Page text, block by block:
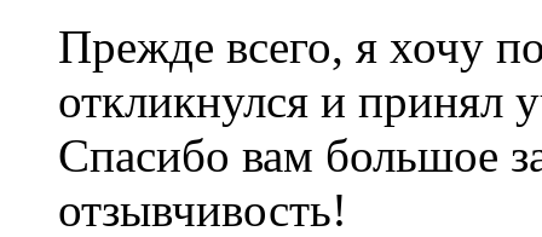
Прежде всего, я хочу
откликнулся и принял
Спасибо вам большое
отзывчивость!